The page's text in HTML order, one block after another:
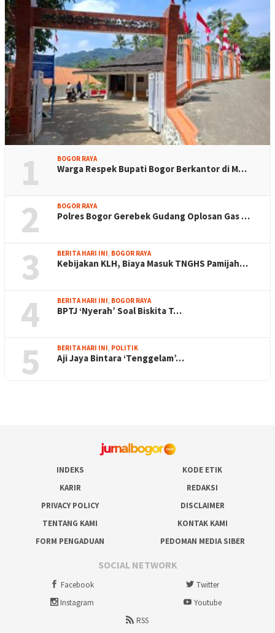
1 BOGOR RAYA
Warga Respek Bupati Bogor Berkantor di M…
2 BOGOR RAYA
Polres Bogor Gerebek Gudang Oplosan Gas …
3 BERITA HARI INI, BOGOR RAYA
Kebijakan KLH, Biaya Masuk TNGHS Pamijah…
4 BERITA HARI INI, BOGOR RAYA
BPTJ ‘Nyerah’ Soal Biskita T…
5 BERITA HARI INI, POLITIK
Aji Jaya Bintara ‘Tenggelam’…
INDEKS
KODE ETIK
KARIR
REDAKSI
PRIVACY POLICY
DISCLAIMER
TENTANG KAMI
KONTAK KAMI
FORM PENGADUAN
PEDOMAN MEDIA SIBER
SOCIAL NETWORK
Facebook
Twitter
Instagram
Youtube
RSS